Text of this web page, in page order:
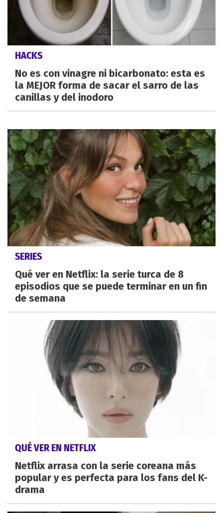
HACKS
No es con vinagre ni bicarbonato: esta es
la MEJOR forma de sacar el sarro de las
canillas y del inodoro
SERIES
Qué ver en Netflix: la serie turca de 8
episodios que se puede terminar en un fin
de semana
QUÉ VER EN NETFLIX
Netflix arrasa con la serie coreana más
popular y es perfecta para los fans del K-
drama